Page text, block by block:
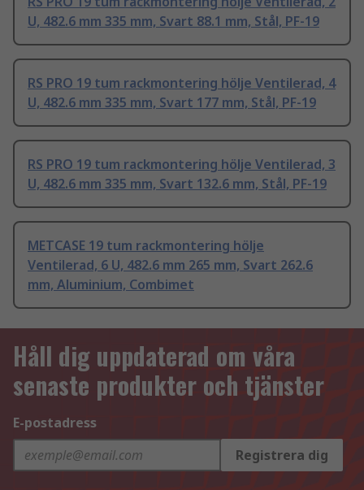
U, 482.6 mm 335 mm, Svart 88.1 mm, Stål, PF-19
RS PRO 19 tum rackmontering hölje Ventilerad, 4
U, 482.6 mm 335 mm, Svart 177 mm, Stål, PF-19
RS PRO 19 tum rackmontering hölje Ventilerad, 3
U, 482.6 mm 335 mm, Svart 132.6 mm, Stål, PF-19
METCASE 19 tum rackmontering hölje
Ventilerad, 6 U, 482.6 mm 265 mm, Svart 262.6
mm, Aluminium, Combimet
Håll dig uppdaterad om våra
senaste produkter och tjänster
E-postadress
Registrera dig